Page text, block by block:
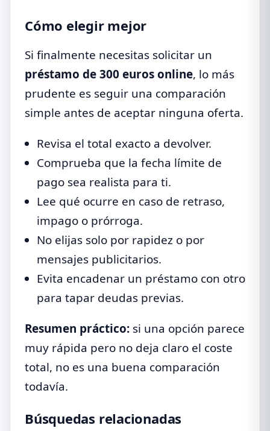
Cómo elegir mejor
Si finalmente necesitas solicitar un
préstamo de 300 euros online, lo más
prudente es seguir una comparación
simple antes de aceptar ninguna oferta.
Revisa el total exacto a devolver.
Comprueba que la fecha límite de
pago sea realista para ti.
Lee qué ocurre en caso de retraso,
impago o prórroga.
No elijas solo por rapidez o por
mensajes publicitarios.
Evita encadenar un préstamo con otro
para tapar deudas previas.
Resumen práctico: si una opción parece
muy rápida pero no deja claro el coste
total, no es una buena comparación
todavía.
Búsquedas relacionadas